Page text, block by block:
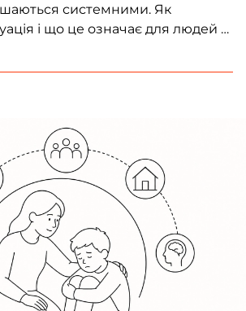
системними. Як
і що це означає для людей –